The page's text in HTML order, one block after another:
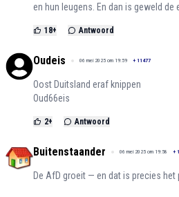
en hun leugens. En dan is geweld de
18+ Antwoord
Oudeis 06 mei 2025 om 19:59 + 11477
Oost Duitsland eraf knippen
Oud66eis
2+ Antwoord
Buitenstaander 06 mei 2025 om 19:58 +
De AfD groeit — en dat is precies